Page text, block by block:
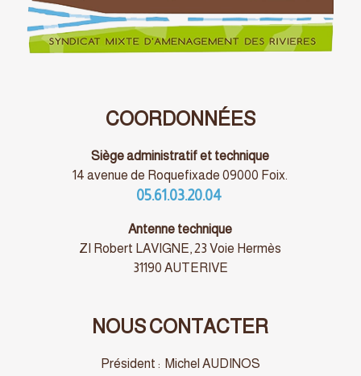
COORDONNÉES
Siège administratif et technique
14 avenue de Roquefixade 09000 Foix.
05.61.03.20.04
Antenne technique
ZI Robert LAVIGNE, 23 Voie Hermès
31190 AUTERIVE
NOUS CONTACTER
Président : Michel AUDINOS